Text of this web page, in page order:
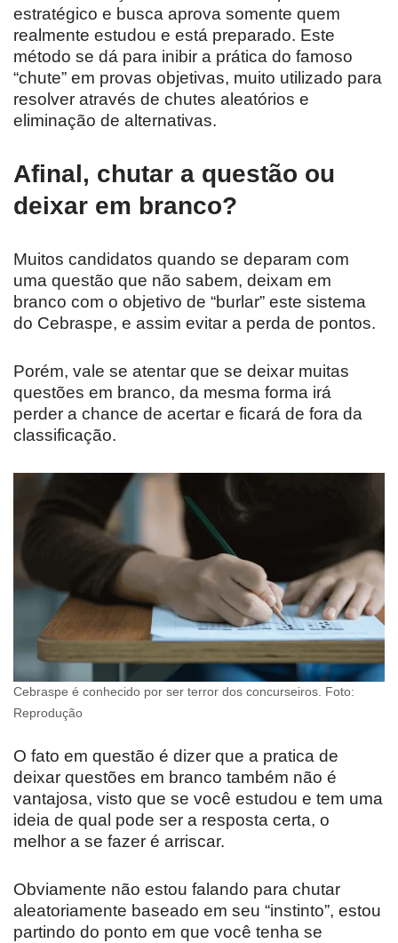
estratégico e busca aprova somente quem
realmente estudou e está preparado. Este
método se dá para inibir a prática do famoso
“chute” em provas objetivas, muito utilizado para
resolver através de chutes aleatórios e
eliminação de alternativas.
Afinal, chutar a questão ou
deixar em branco?
Muitos candidatos quando se deparam com
uma questão que não sabem, deixam em
branco com o objetivo de “burlar” este sistema
do Cebraspe, e assim evitar a perda de pontos.
Porém, vale se atentar que se deixar muitas
questões em branco, da mesma forma irá
perder a chance de acertar e ficará de fora da
classificação.
Cebraspe é conhecido por ser terror dos concurseiros. Foto:
Reprodução
O fato em questão é dizer que a pratica de
deixar questões em branco também não é
vantajosa, visto que se você estudou e tem uma
ideia de qual pode ser a resposta certa, o
melhor a se fazer é arriscar.
Obviamente não estou falando para chutar
aleatoriamente baseado em seu “instinto”, estou
partindo do ponto em que você tenha se